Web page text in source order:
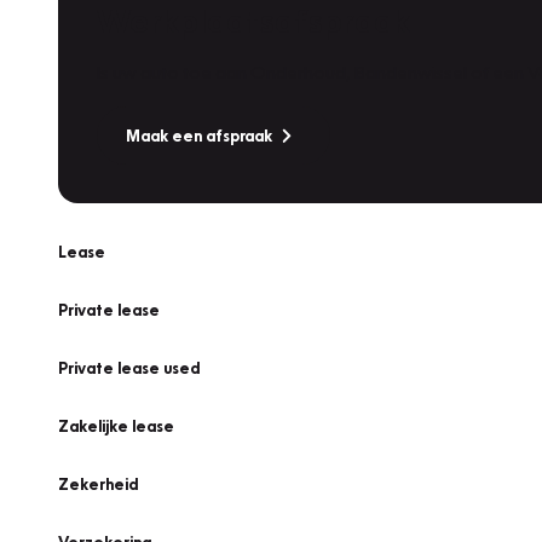
Maak een afspraak
Lease
Private lease
Private lease used
Zakelijke lease
Zekerheid